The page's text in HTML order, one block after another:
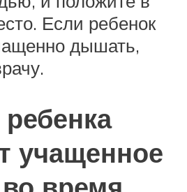
Если ребенок
дышать,
учащенное